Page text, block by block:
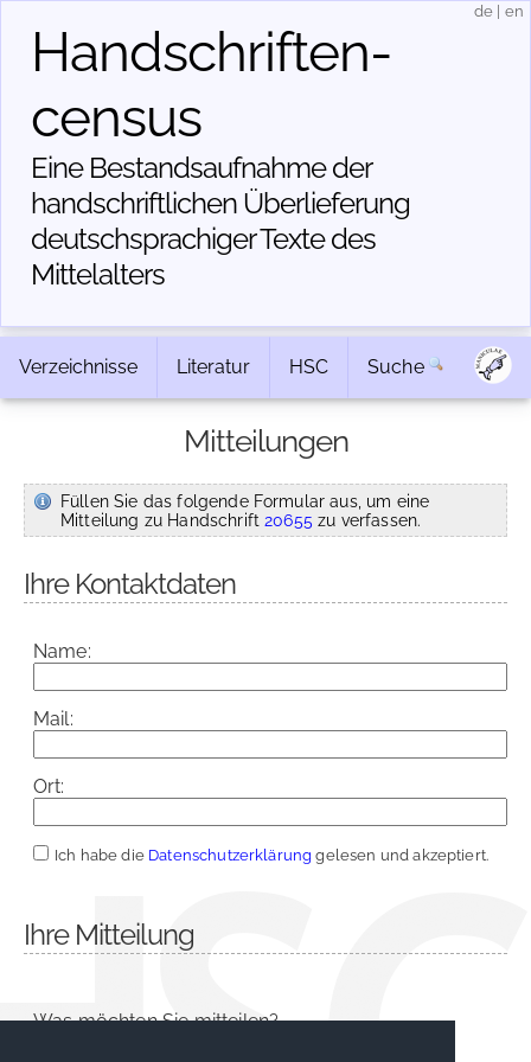
Handschriften­
census
Eine Bestandsaufnahme der
handschriftlichen Über­lieferung
deutschsprachiger Texte des
Mittelalters
de en
Verzeichnisse Literatur HSC Suche
Mitteilungen
Füllen Sie das folgende Formular aus, um eine
Mitteilung zu Handschrift20655 zu verfassen.
Ihre Kontaktdaten
Name:
Mail:
Ort:
Ich habe die Datenschutzerklärung gelesen und akzeptiert.
Ihre Mitteilung
Was möchten Sie mitteilen?